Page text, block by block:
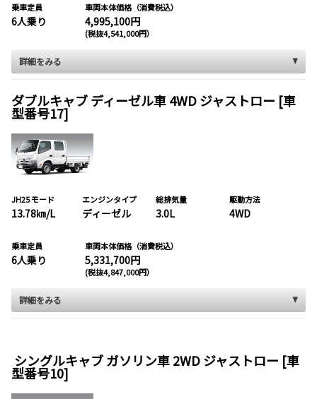
乗車定員
6人乗り
車両本体価格（消費税込）
4,995,100円
(税抜4,541,000円）
詳細をみる
ダブルキャブ ディーゼル車 4WD ジャストロー [車
型番号17]
JH25 モード
13.78㎞/L
エンジンタイプ
ディーゼル
総排気量
3.0L
駆動方法
4WD
乗車定員
6人乗り
車両本体価格（消費税込）
5,331,700円
(税抜4,847,000円）
詳細をみる
シングルキャブ ガソリン車 2WD ジャストロー [車
型番号10]